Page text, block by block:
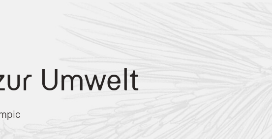
Umwelt
zertifiziert und setzt auf einen sanften Tourismus im Einklang mit der Natur.